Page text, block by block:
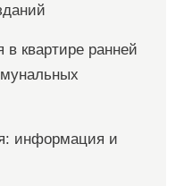
в квартире ранней
информация и